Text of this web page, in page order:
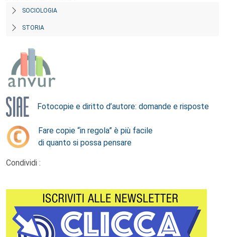
SOCIOLOGIA
STORIA
Fotocopie e diritto d’autore: domande e risposte
Fare copie “in regola” è più facile
di quanto si possa pensare
Condividi :